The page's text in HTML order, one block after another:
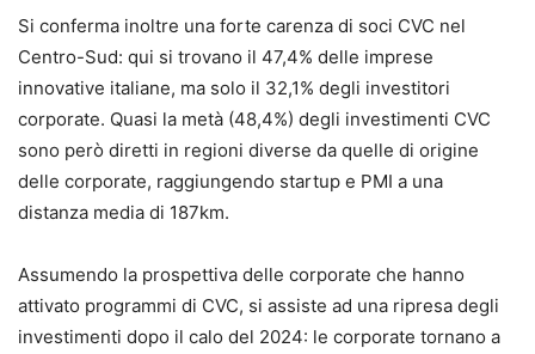
Si conferma inoltre una forte carenza di soci CVC nel
Centro-Sud: qui si trovano il 47,4% delle imprese
innovative italiane, ma solo il 32,1% degli investitori
corporate. Quasi la metà (48,4%) degli investimenti CVC
sono però diretti in regioni diverse da quelle di origine
delle corporate, raggiungendo startup e PMI a una
distanza media di 187km.
Assumendo la prospettiva delle corporate che hanno
attivato programmi di CVC, si assiste ad una ripresa degli
investimenti dopo il calo del 2024: le corporate tornano a